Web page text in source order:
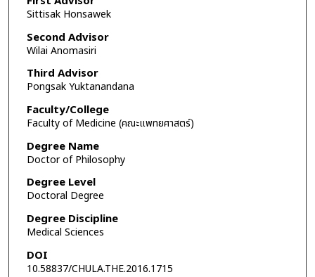
Sittisak Honsawek
Second Advisor
Wilai Anomasiri
Third Advisor
Pongsak Yuktanandana
Faculty/College
Faculty of Medicine (คณะแพทยศาสตร์)
Degree Name
Doctor of Philosophy
Degree Level
Doctoral Degree
Degree Discipline
Medical Sciences
DOI
10.58837/CHULA.THE.2016.1715